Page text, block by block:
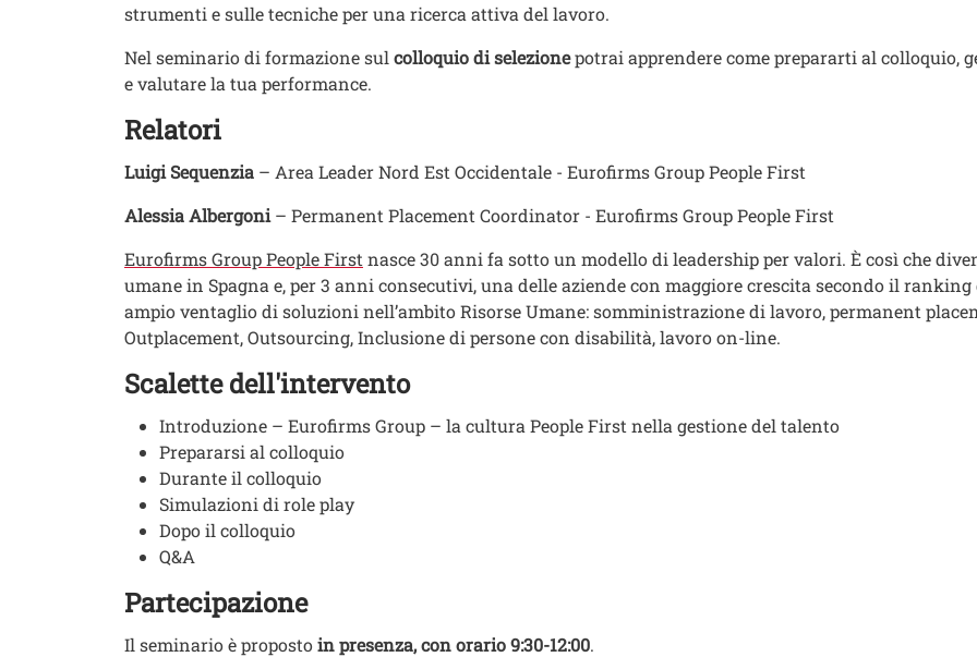
strumenti e sulle tecniche per una ricerca attiva del lavoro.
Nel seminario di formazione sul colloquio di selezionepotrai apprendere come prepararti al colloquio,
e valutare la tua performance.
Relatori
Luigi Sequenzia – Area Leader Nord Est Occidentale - Eurofirms Group People First
Alessia Albergoni– Permanent Placement Coordinator - Eurofirms Group People First
Eurofirms Group People First nasce 30 anni fa sotto un modello di leadership per valori. È così che
umane in Spagna e, per 3 anni consecutivi, una delle aziende con maggiore crescita secondo il
ampio ventaglio di soluzioni nell’ambito Risorse Umane: somministrazione di lavoro, permanent
Outplacement, Outsourcing, Inclusione di persone con disabilità, lavoro on-line.
Scalette dell'intervento
Introduzione – Eurofirms Group – la cultura People First nella gestione del talento
Prepararsi al colloquio
Durante il colloquio
Simulazioni di role play
Dopo il colloquio
Q&A
Partecipazione
Il seminario è propostoin presenza, con orario 9:30-12:00.